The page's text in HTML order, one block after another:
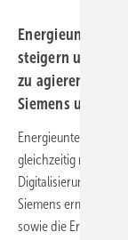
steigern und
zu agieren. Das
Siemens
gleichzeitig
Digitalisierung
Siemens ermöglicht
sowie die Erstellung